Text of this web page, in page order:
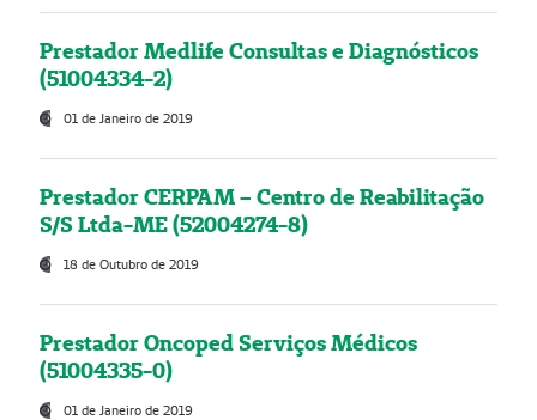
Prestador Medlife Consultas e Diagnósticos
(51004334-2)
01 de Janeiro de 2019
Prestador CERPAM – Centro de Reabilitação
S/S Ltda-ME (52004274-8)
18 de Outubro de 2019
Prestador Oncoped Serviços Médicos
(51004335-0)
01 de Janeiro de 2019